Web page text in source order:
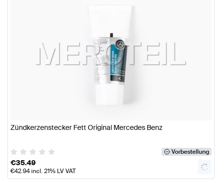
Zündkerzenstecker Fett Original Mercedes Benz
Vorbestellung
€35.49
€42.94incl. 21% LV VAT